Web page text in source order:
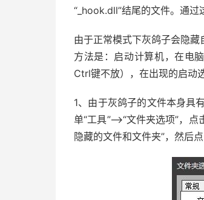
“_hook.dll”结尾的文件。通过
由于正常模式下灰鸽子会隐
方法是：启动计算机，在电
Ctrl键不放），在出现的启动
1、由于灰鸽子的文件本身具
单“工具”—>“文件夹选项”，
隐藏的文件和文件夹”，然后点